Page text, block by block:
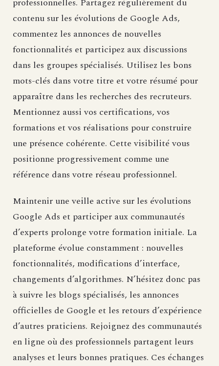
professionnelles. Partagez régulièrement du
contenu sur les évolutions de Google Ads,
commentez les annonces de nouvelles
fonctionnalités et participez aux discussions
dans les groupes spécialisés. Utilisez les bons
mots-clés dans votre titre et votre résumé pour
apparaître dans les recherches des recruteurs.
Mentionnez aussi vos certifications, vos
formations et vos réalisations pour construire
une présence cohérente. Cette visibilité vous
positionne progressivement comme une
référence dans votre réseau professionnel.
Maintenir une veille active sur les évolutions
Google Ads et participer aux communautés
d’experts prolonge votre formation initiale. La
plateforme évolue constamment : nouvelles
fonctionnalités, modifications d’interface,
changements d’algorithmes. N’hésitez donc pas
à suivre les blogs spécialisés, les annonces
officielles de Google et les retours d’expérience
d’autres praticiens. Rejoignez des communautés
en ligne où des professionnels partagent leurs
analyses et leurs bonnes pratiques. Ces échanges